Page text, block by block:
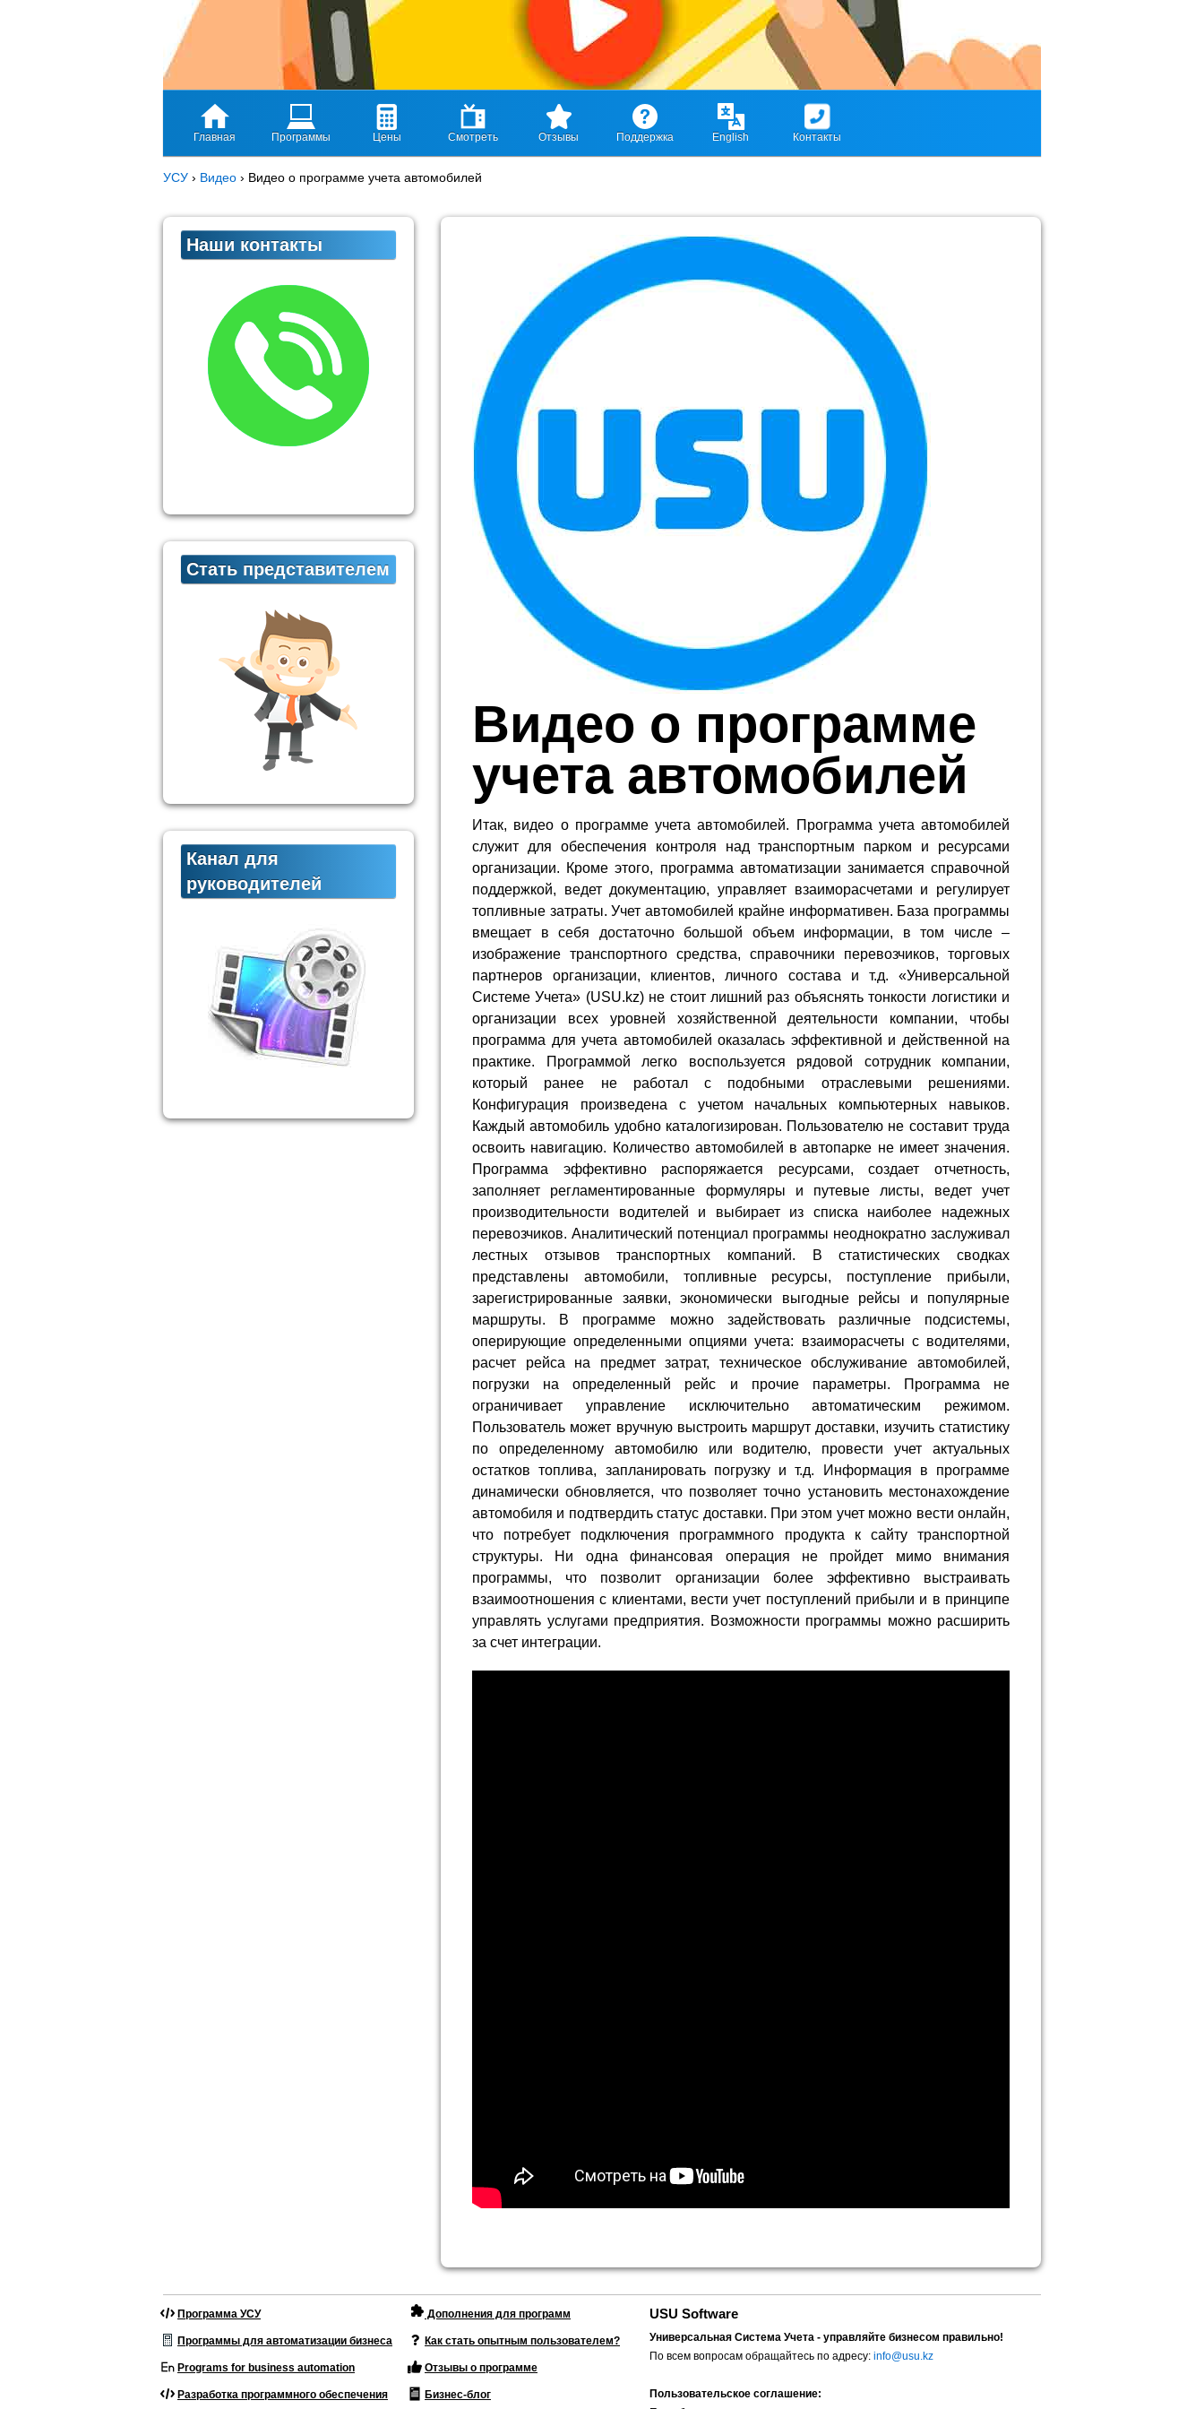
Главная Программы Цены Смотреть Отзывы Поддержка English Контакты
УСУ › Видео › Видео о программе учета автомобилей
Видео о программе
учета автомобилей
Итак, видео о программе учета автомобилей. Программа учета автомобилей
служит для обеспечения контроля над транспортным парком и ресурсами
организации. Кроме этого, программа автоматизации занимается справочной
поддержкой, ведет документацию, управляет взаиморасчетами и регулирует
топливные затраты. Учет автомобилей крайне информативен. База программы
вмещает в себя достаточно большой объем информации, в том числе –
изображение транспортного средства, справочники перевозчиков, торговых
партнеров организации, клиентов, личного состава и т.д. «Универсальной
Системе Учета» (USU.kz) не стоит лишний раз объяснять тонкости логистики и
организации всех уровней хозяйственной деятельности компании, чтобы
программа для учета автомобилей оказалась эффективной и действенной на
практике. Программой легко воспользуется рядовой сотрудник компании,
который ранее не работал с подобными отраслевыми решениями.
Конфигурация произведена с учетом начальных компьютерных навыков.
Каждый автомобиль удобно каталогизирован. Пользователю не составит труда
освоить навигацию. Количество автомобилей в автопарке не имеет значения.
Программа эффективно распоряжается ресурсами, создает отчетность,
заполняет регламентированные формуляры и путевые листы, ведет учет
производительности водителей и выбирает из списка наиболее надежных
перевозчиков. Аналитический потенциал программы неоднократно заслуживал
лестных отзывов транспортных компаний. В статистических сводках
представлены автомобили, топливные ресурсы, поступление прибыли,
зарегистрированные заявки, экономически выгодные рейсы и популярные
маршруты. В программе можно задействовать различные подсистемы,
оперирующие определенными опциями учета: взаиморасчеты с водителями,
расчет рейса на предмет затрат, техническое обслуживание автомобилей,
погрузки на определенный рейс и прочие параметры. Программа не
ограничивает управление исключительно автоматическим режимом.
Пользователь может вручную выстроить маршрут доставки, изучить статистику
по определенному автомобилю или водителю, провести учет актуальных
остатков топлива, запланировать погрузку и т.д. Информация в программе
динамически обновляется, что позволяет точно установить местонахождение
автомобиля и подтвердить статус доставки. При этом учет можно вести онлайн,
что потребует подключения программного продукта к сайту транспортной
структуры. Ни одна финансовая операция не пройдет мимо внимания
программы, что позволит организации более эффективно выстраивать
взаимоотношения с клиентами, вести учет поступлений прибыли и в принципе
управлять услугами предприятия. Возможности программы можно расширить
за счет интеграции.
Наши контакты
Стать представителем
Канал для
руководителей
Программа УСУ
Программы для автоматизации бизнеса
Programs for business automation
Разработка программного обеспечения
Дополнения для программ
Как стать опытным пользователем?
Отзывы о программе
Бизнес-блог
USU Software
Универсальная Система Учета - управляйте бизнесом правильно!
По всем вопросам обращайтесь по адресу: info@usu.kz
Пользовательское соглашение: